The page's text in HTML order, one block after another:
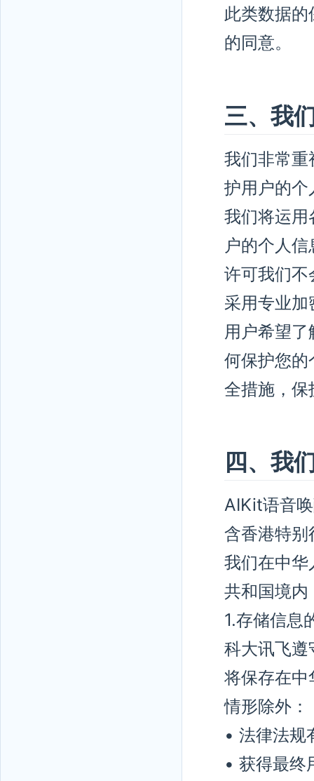
此类数据
的同意。
三、我
我们非常重
护用户的个
我们将运用
户的个人
许可我们不
采用专业
用户希望
何保护您的
全措施，保
四、我
AIKit语音
含香港特别
我们在中华
共和国境内
1.存储信息
科大讯飞遵
将保存在中
情形除外：
• 法律法规
• 获得最终